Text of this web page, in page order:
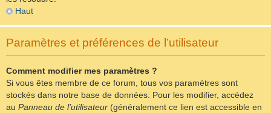
Haut
Paramètres et préférences de l’utilisateur
Comment modifier mes paramètres ?
Si vous êtes membre de ce forum, tous vos paramètres sont
stockés dans notre base de données. Pour les modifier, accédez
au Panneau de l’utilisateur (généralement ce lien est accessible en